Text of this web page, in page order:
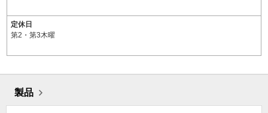
定休日
第2・第3木曜
製品